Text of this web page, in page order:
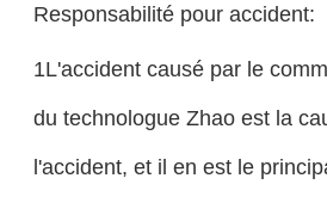
Responsabilité pour accident:
1L'accident causé par le
du technologue Zhao est la
l'accident, et il en est le